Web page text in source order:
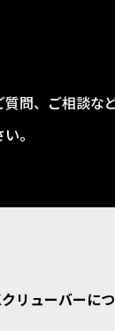
問、ご相談な
。
リューバーに